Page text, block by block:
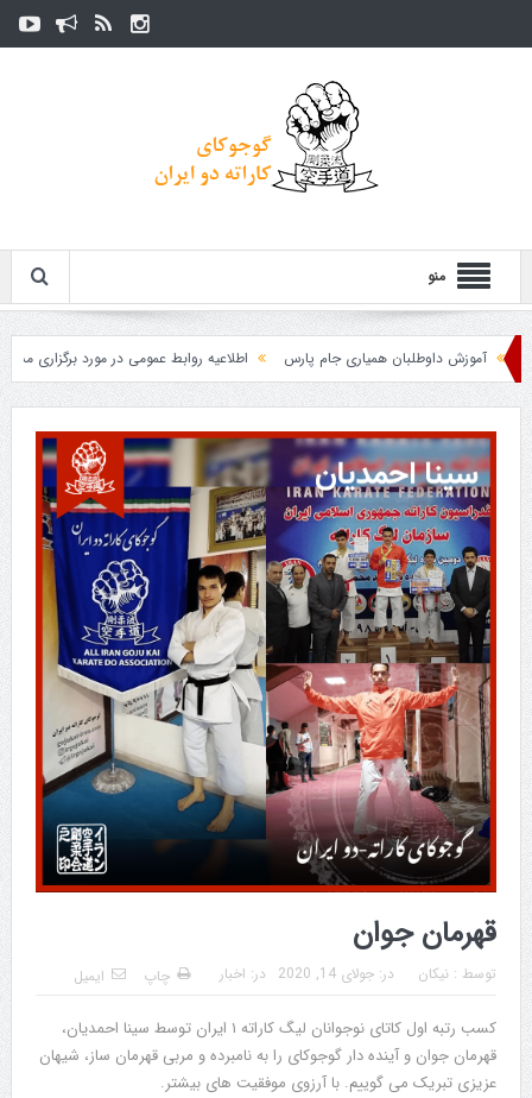
منو
آموزش داوطلبان همیاری جام پارس اطلاعیه روابط عمومی در مورد برگزاری مسابقات
قهرمان جوان
توسط : نیکان در: جولای 14, 2020 در: اخبار چاپ ایمیل
کسب رتبه اول کاتای نوجوانان لیگ کاراته ۱ ایران توسط سینا احمدیان،
قهرمان جوان و آینده دار گوجوکای را به نامبرده و مربی قهرمان ساز، شیهان
عزیزی تبریک می گوییم. با آرزوی موفقیت های بیشتر.